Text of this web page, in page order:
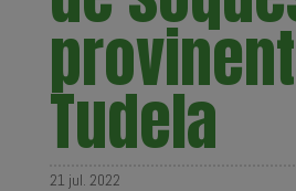
Tudela
21 jul. 2022